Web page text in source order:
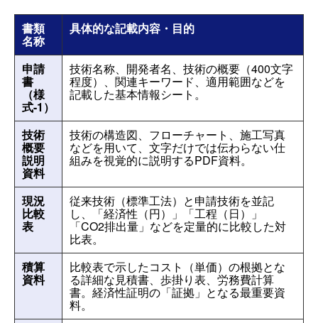
書類
名称
具体的な記載内容・目的
申請
書
（様
式-1）
技術名称、開発者名、技術の概要（400文字
程度）、関連キーワード、適用範囲などを
記載した基本情報シート。
技術
概要
説明
資料
技術の構造図、フローチャート、施工写真
などを用いて、文字だけでは伝わらない仕
組みを視覚的に説明するPDF資料。
現況
比較
表
従来技術（標準工法）と申請技術を並記
し、「経済性（円）」「工程（日）」
「CO2排出量」などを定量的に比較した対
比表。
積算
資料
比較表で示したコスト（単価）の根拠とな
る詳細な見積書、歩掛り表、労務費計算
書。経済性証明の「証拠」となる最重要資
料。